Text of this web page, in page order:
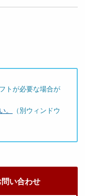
トが必要な場合が
。
（別ウィンドウ
い合わせ